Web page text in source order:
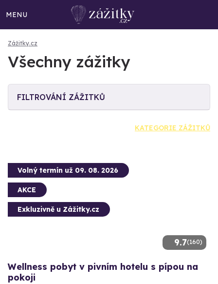
MENU
Zážitky.cz
Všechny zážitky
FILTROVÁNÍ ZÁŽITKŮ
KATEGORIE ZÁŽITKŮ
9.7(160)
Volný termín už 09. 08. 2026
AKCE
Exkluzivně u Zážitky.cz
Wellness pobyt v pivním hotelu s pípou na
pokoji